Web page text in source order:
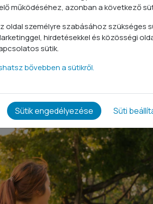
ezeket is képes előállítani, más
képes kellő mennyiségben termelni,
működéséhez, azonban a következő
oldal személyre szabásához szükséges
hirdetésekkel és közösségi
sütik.
bővebben a sütikről.
Sütik engedélyezése Süti